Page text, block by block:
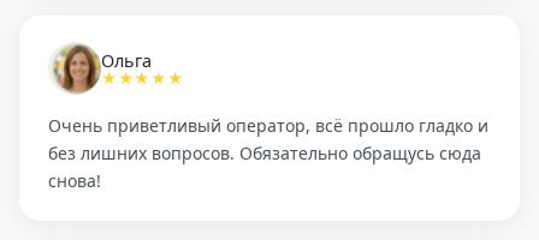
Ольга
★★★★★
Очень приветливый оператор, всё прошло гладко и
без лишних вопросов. Обязательно обращусь сюда
снова!